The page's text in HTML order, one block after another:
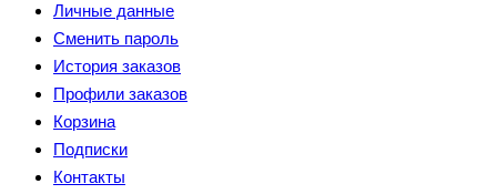
Личные данные
Сменить пароль
История заказов
Профили заказов
Корзина
Подписки
Контакты